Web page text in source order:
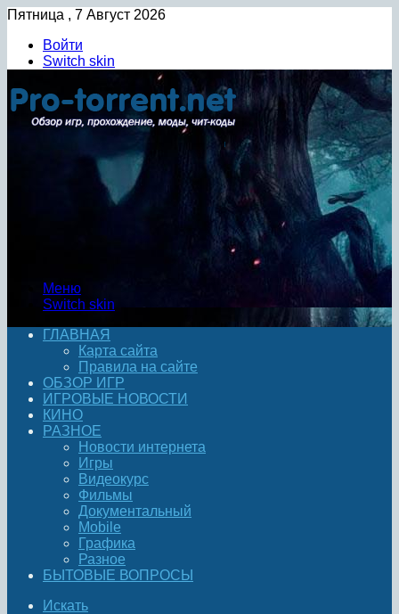
Пятница , 7 Август 2026
Войти
Switch skin
Меню
Switch skin
ГЛАВНАЯ
Карта сайта
Правила на сайте
ОБЗОР ИГР
ИГРОВЫЕ НОВОСТИ
КИНО
РАЗНОЕ
Новости интернета
Игры
Видеокурс
Фильмы
Документальный
Mobile
Графика
Разное
БЫТОВЫЕ ВОПРОСЫ
Искать